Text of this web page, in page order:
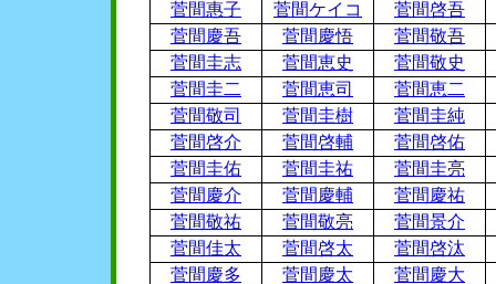
菅間惠子
菅間ケイコ
菅間啓吾
菅間慶吾
菅間慶悟
菅間敬吾
菅間圭志
菅間恵史
菅間敬史
菅間圭二
菅間恵司
菅間恵二
菅間敬司
菅間圭樹
菅間圭純
菅間啓介
菅間啓輔
菅間啓佑
菅間圭佑
菅間圭祐
菅間圭亮
菅間慶介
菅間慶輔
菅間慶祐
菅間敬祐
菅間敬亮
菅間景介
菅間佳太
菅間啓太
菅間啓汰
菅間慶多
菅間慶太
菅間慶大